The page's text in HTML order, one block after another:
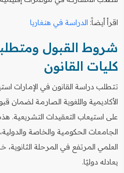
اقرأ أيضاً: الدراسة في هنغاريا
شروط القبول
كليات القانون
تتطلب دراسة القانون في الإمارات
الأكاديمية واللغوية الصارمة لضمان
على استيعاب التعقيدات التشريعية.
الجامعات الحكومية والخاصة
العلمي المرتفع في المرحلة
يعادله دوليًا.